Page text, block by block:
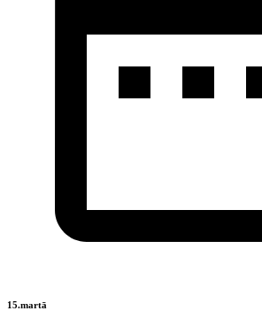
15.martā